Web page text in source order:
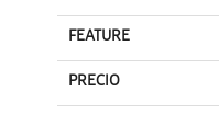
FEATURE
PRECIO